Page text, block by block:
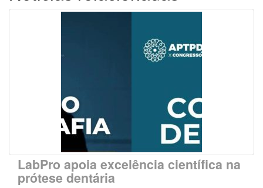
LabPro apoia excelência científica na
prótese dentária